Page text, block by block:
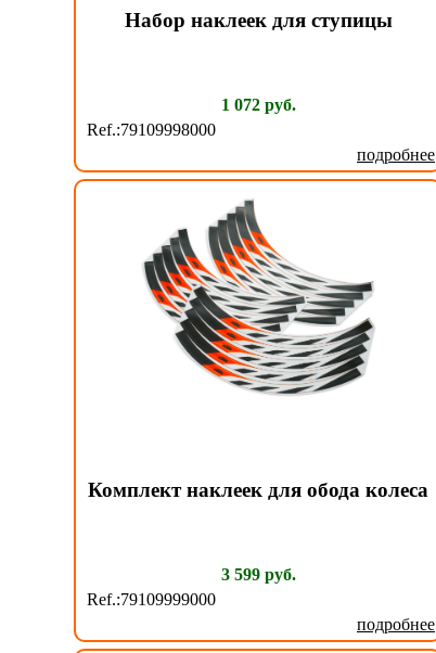
Набор наклеек для ступицы
1 072 руб.
Ref.:79109998000
подробнее
Комплект наклеек для обода колеса
3 599 руб.
Ref.:79109999000
подробнее